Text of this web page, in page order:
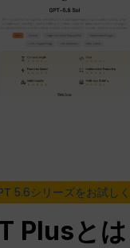
5.6シリーズをお試し
Plusとは